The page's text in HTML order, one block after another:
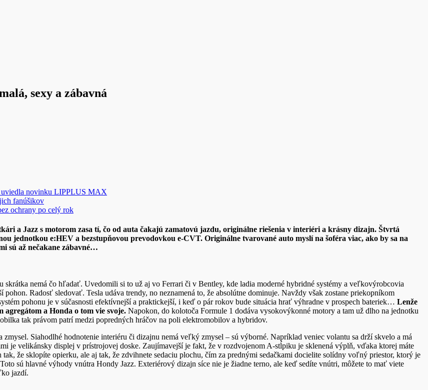
sexy a zábavná
uviedla novinku LIPPLUS MAX
fanúšikov
ochrany po celý rok
a Jazz s motorom zasa tí, čo od auta čakajú zamatovú jazdu, originálne riešenia v interiéri a krásny dizajn. Štvrtá
jednotkou e:HEV a bezstupňovou prevodovkou e-CVT. Originálne tvarované auto myslí na šoféra viac, ako by sa na
sú až nečakane zábavné…
nemá čo hľadať. Uvedomili si to už aj vo Ferrari či v Bentley, kde ladia moderné hybridné systémy a veľkovýrobcovia
Radosť sledovať. Tesla udáva trendy, no neznamená to, že absolútne dominuje. Navždy však zostane priekopníkom
pohonu je v súčasnosti efektívnejší a praktickejší, i keď o pár rokov bude situácia hrať výhradne v prospech bateriek… Lenže
a Honda o tom vie svoje. Napokon, do kolotoča Formule 1 dodáva vysokovýkonné motory a tam už dlho na jednotku
tak právom patrí medzi popredných hráčov na poli elektromobilov a hybridov.
zmysel. Siahodlhé hodnotenie interiéru či dizajnu nemá veľký zmysel – sú výborné. Napríklad veniec volantu sa drží skvelo a má
je velikánsky displej v prístrojovej doske. Zaujímavejší je fakt, že v rozdvojenom A-stĺpiku je sklenená výplň, vďaka ktorej máte
že sklopíte opierku, ale aj tak, že zdvihnete sedaciu plochu, čím za prednými sedačkami docielite solídny voľný priestor, ktorý je
sú hlavné výhody vnútra Hondy Jazz. Exteriérový dizajn síce nie je žiadne terno, ale keď sedíte vnútri, môžete to mať viete
jazdí.